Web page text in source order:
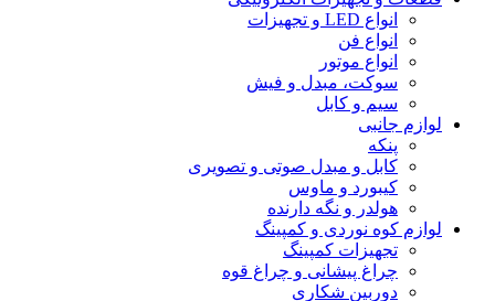
انواع LED و تجهیزات
انواع فن
انواع موتور
سوکت، مبدل و فیش
سیم و کابل
لوازم جانبی
پنکه
کابل و مبدل صوتی و تصویری
کیبورد و ماوس
هولدر و نگه دارنده
لوازم کوه نوردی و کمپینگ
تجهیزات کمپینگ
چراغ پیشانی و چراغ قوه
دوربین شکاری